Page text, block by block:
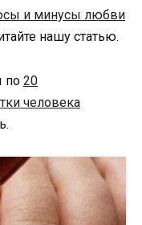
и минусы любви
нашу статью.
по 20
человека